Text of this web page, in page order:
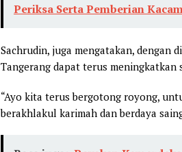
Periksa Serta Pemberian
Sachrudin, juga mengatakan, dengan
Tangerang dapat terus meningkatkan
“Ayo kita terus bergotong royong,
berakhlakul karimah dan berdaya